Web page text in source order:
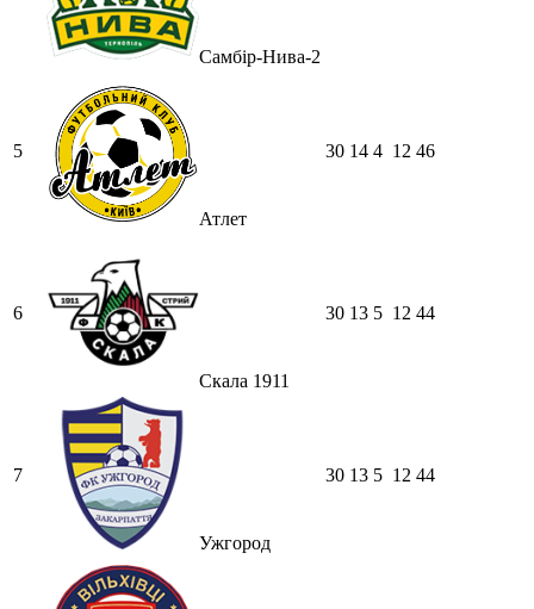
Самбір-Нива-2
5
Атлет
30 14 4 12 46
6
Скала 1911
30 13 5 12 44
7
Ужгород
30 13 5 12 44